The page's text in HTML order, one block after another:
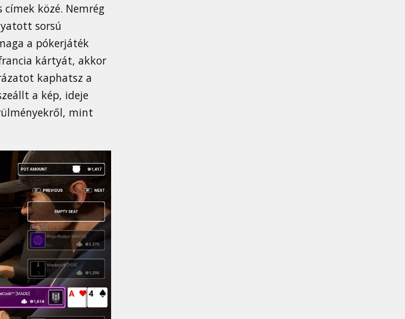
közé. Nemrég
sorsú
a pókerjáték
kártyát, akkor
kaphatsz a
a kép, ideje
mint